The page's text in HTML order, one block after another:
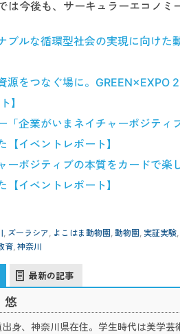
今後も、サーキュラーエコノミ
ブルな循環型社会の実現に向けた
源をつなぐ場に。GREEN×EXPO
】
「企業がいまネイチャーポジティ
【イベントレポート】
ーポジティブの本質をカードで楽
【イベントレポート】
, ズーラシア, よこはま動物園 , 動物園 , 実証実験,
育, 神奈川
最新の記事
悠
身、神奈川県在住。学生時代は美学